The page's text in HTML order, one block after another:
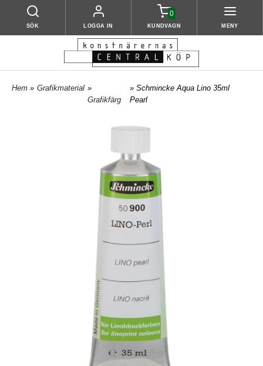
SÖK LOGGA IN
0
KUNDVAGN MENY
Hem » Grafikmaterial »
Grafikfärg
» Schmincke Aqua Lino 35ml
Pearl